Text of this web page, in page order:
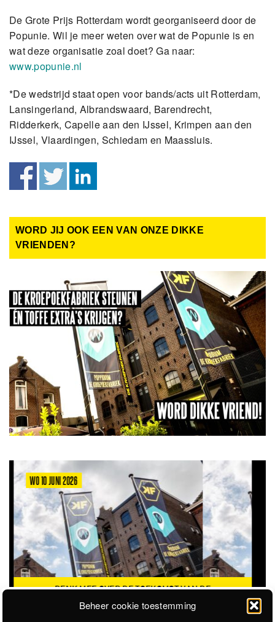
Beheer cookie toestemming
De Grote Prijs Rotterdam wordt georganiseerd door de
Popunie. Wil je meer weten over wat de Popunie is en
wat deze organisatie zoal doet? Ga naar:
www.popunie.nl
*De wedstrijd staat open voor bands/acts uit Rotterdam,
Lansingerland, Albrandswaard, Barendrecht,
Ridderkerk, Capelle aan den IJssel, Krimpen aan den
IJssel, Vlaardingen, Schiedam en Maassluis.
WORD JIJ OOK EEN VAN ONZE DIKKE
VRIENDEN?
DE
MA 8 JUNI 2026
VACATURE: TRAINEESHIP RAAD VAN TOEZICHT